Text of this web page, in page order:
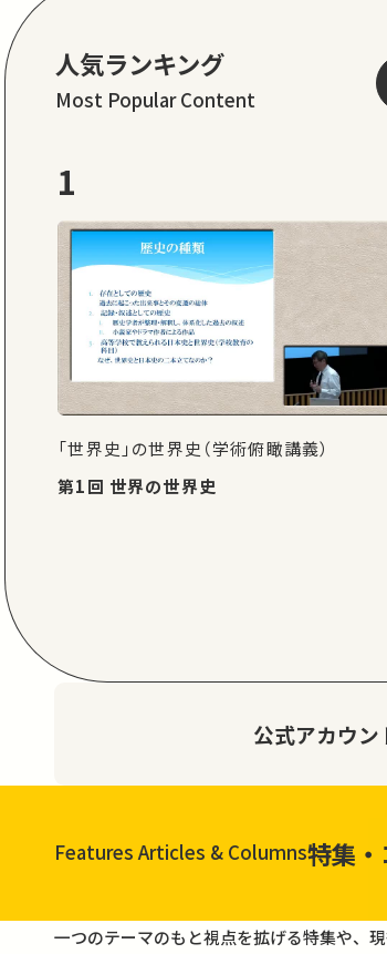
人気ランキング
Most Popular Content
1
「世界史」の世界史（学術俯瞰講義）
第1回 世界の世界史
公式アカウン
Features Articles & Columns特集
一覧を見る
一つのテーマのもと視点を拡げる特集や、